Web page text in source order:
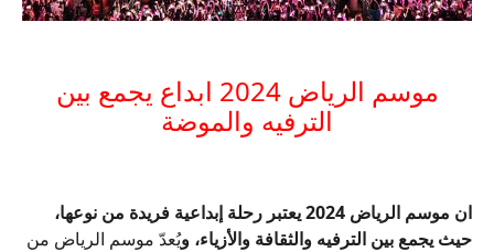
موسم الرياض 2024 ابداع يجمع بين
الترفيه والموضة
ان موسم الرياض 2024 يعتبر رحلة إبداعية فريدة من نوعها،
حيث يجمع بين الترفيه والثقافة والأزياء، ويُعدّ موسم الرياض من